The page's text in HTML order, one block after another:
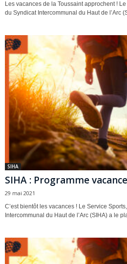
Les vacances de la Toussaint approchent !
du Syndicat Intercommunal du Haut de l’Arc
SIHA
SIHA : Programme
29 mai 2021
C’est bientôt les vacances ! Le Service
Intercommunal du Haut de l’Arc (SIHA) a le